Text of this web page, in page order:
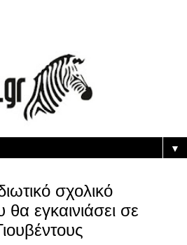
▼
σχολικό
εγκαινιάσει σε